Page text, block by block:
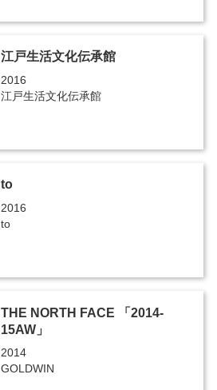
江戸生活文化伝承館
2016
江戸生活文化伝承館
to
2016
to
THE NORTH FACE 「2014-
15AW」
2014
GOLDWIN